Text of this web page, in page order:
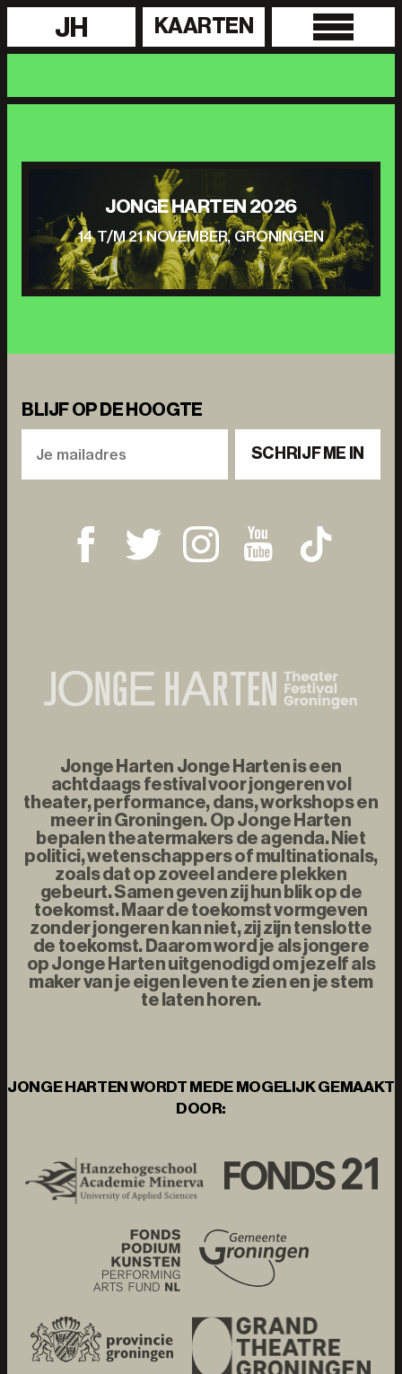
JH KAARTEN
JONGE HARTEN 2026
14 T/M 21 NOVEMBER, GRONINGEN
BLIJF OP DE HOOGTE
SCHRIJF ME IN
Jonge Harten Jonge Harten is een
achtdaags festival voor jongeren vol
theater, performance, dans, workshops en
meer in Groningen. Op Jonge Harten
bepalen theatermakers de agenda. Niet
politici, wetenschappers of multinationals,
zoals dat op zoveel andere plekken
gebeurt. Samen geven zij hun blik op de
toekomst. Maar de toekomst vormgeven
zonder jongeren kan niet, zij zijn tenslotte
de toekomst. Daarom word je als jongere
op Jonge Harten uitgenodigd om jezelf als
maker van je eigen leven te zien en je stem
te laten horen.
JONGE HARTEN WORDT MEDE MOGELIJK GEMAAKT
DOOR: